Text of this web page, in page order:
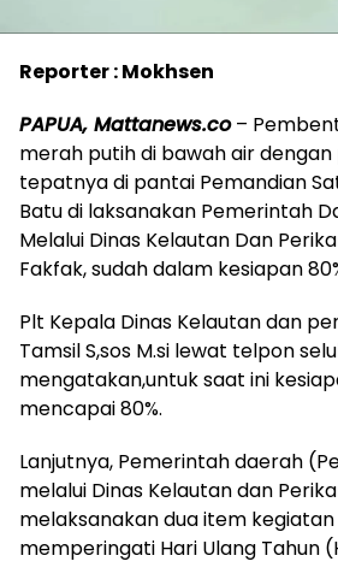
Reporter : Mokhsen
PAPUA, Mattanews.co–
merah putih di bawah air
tepatnya di pantai Pemandian
Batu di laksanakan Pemerintah
Melalui Dinas Kelautan Dan
Fakfak, sudah dalam kesiapan
Plt Kepala Dinas Kelautan dan
Tamsil S,sos M.si lewat telpon
mengatakan,untuk saat ini
mencapai 80%.
Lanjutnya, Pemerintah daerah
melalui Dinas Kelautan dan
melaksanakan dua item
memperingati Hari Ulang Tahun